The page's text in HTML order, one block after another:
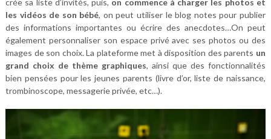
crée sa liste d’invités, puis, on commence à charger les photos et
les vidéos de son bébé, on peut utiliser le blog notes pour publier
des informations importantes ou écrire des anecdotes…On peut
également personnaliser son espace privé avec ses photos ou des
images de son choix. La plateforme met à disposition des parents un
grand choix de thème graphiques, ainsi que des fonctionnalités
bien pensées pour les jeunes parents (livre d’or, liste de naissance,
trombinoscope, messagerie privée, etc…).